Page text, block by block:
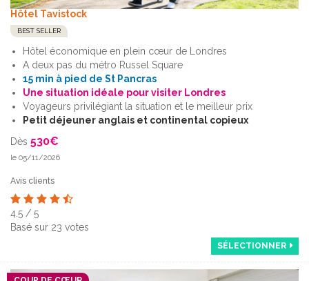
Hôtel Tavistock
BEST SELLER
Hôtel économique en plein cœur de Londres
A deux pas du métro Russel Square
15 min à pied de St Pancras
Une situation idéale pour visiter Londres
Voyageurs privilégiant la situation et le meilleur prix
Petit déjeuner anglais et continental copieux
Dès 530€
le 05/11/2026
Avis clients
4.5 / 5
Basé sur 23 votes
SÉLECTIONNER